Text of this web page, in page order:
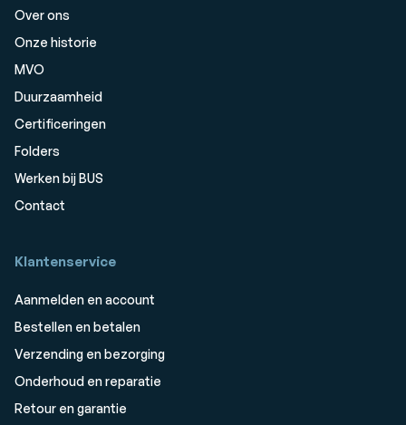
Over ons
Onze historie
MVO
Duurzaamheid
Certificeringen
Folders
Werken bij BUS
Contact
Klantenservice
Aanmelden en account
Bestellen en betalen
Verzending en bezorging
Onderhoud en reparatie
Retour en garantie